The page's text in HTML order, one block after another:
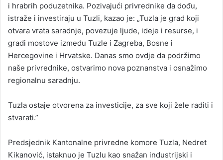
i hrabrih poduzetnika. Pozivajući privrednike da dođu,
istraže i investiraju u Tuzli, kazao je: „Tuzla je grad koji
otvara vrata saradnje, povezuje ljude, ideje i resurse, i
gradi mostove između Tuzle i Zagreba, Bosne i
Hercegovine i Hrvatske. Danas smo ovdje da podržimo
naše privrednike, ostvarimo nova poznanstva i osnažimo
regionalnu saradnju.
Tuzla ostaje otvorena za investicije, za sve koji žele raditi i
stvarati.”
Predsjednik Kantonalne privredne komore Tuzla, Nedret
Kikanović, istaknuo je Tuzlu kao snažan industrijski i